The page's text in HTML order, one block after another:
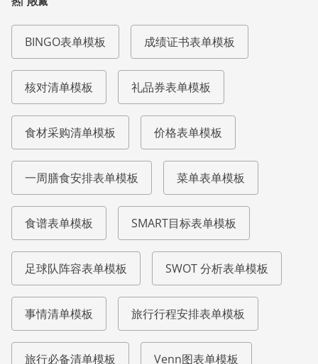
BINGO表单模板 成绩证书表单模板
核对清单模板 礼品券表单模板
食材采购清单模板 价格表单模板
一周膳食安排表单模板 菜单表单模板
食谱表单模板 SMART目标表单模板
足球队阵容表单模板 SWOT 分析表单模板
事情清单模板 旅行行程安排表单模板
旅行必备清单模板 Venn图表单模板